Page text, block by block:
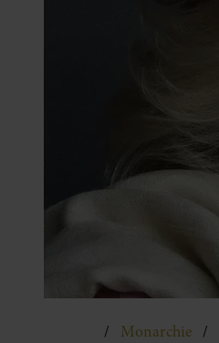
Monarchie